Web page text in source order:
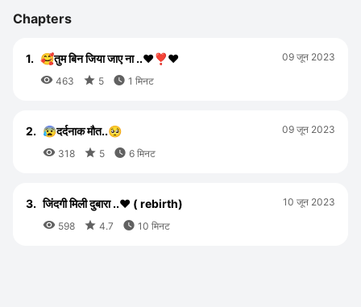
Chapters
1. 🥰तुम बिन जिया जाए ना ..❤️❣️❤️
 463  5  1 मिनट
09 जून 2023
2. 😰दर्दनाक मौत..🥺
 318  5  6 मिनट
09 जून 2023
3. जिंदगी मिली दुबारा ..❤️ ( rebirth)
 598  4.7  10 मिनट
10 जून 2023